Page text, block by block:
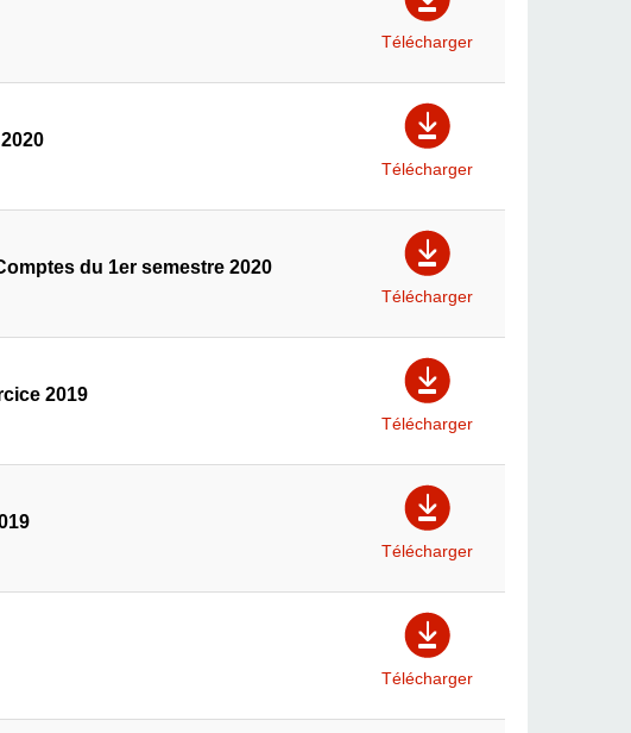
Télécharger
Télécharger
du 1er semestre 2020
Télécharger
2019
Télécharger
Télécharger
Télécharger